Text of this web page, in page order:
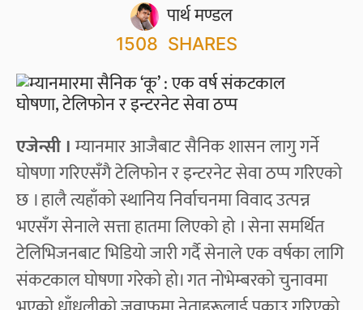
पार्थ मण्डल
1508 SHARES
एजेन्सी ।म्यानमार आजैबाट सैनिक शासन लागु गर्ने
घोषणा गरिएसँगै टेलिफोन र इन्टरनेट सेवा ठप्प गरिएको
छ । हालै त्यहाँको स्थानिय निर्वाचनमा विवाद उत्पन्न
भएसँग सेनाले सत्ता हातमा लिएको हो । सेना समर्थित
टेलिभिजनबाट भिडियो जारी गर्दै सेनाले एक वर्षका लागि
संकटकाल घोषणा गरेको हो। गत नोभेम्बरको चुनावमा